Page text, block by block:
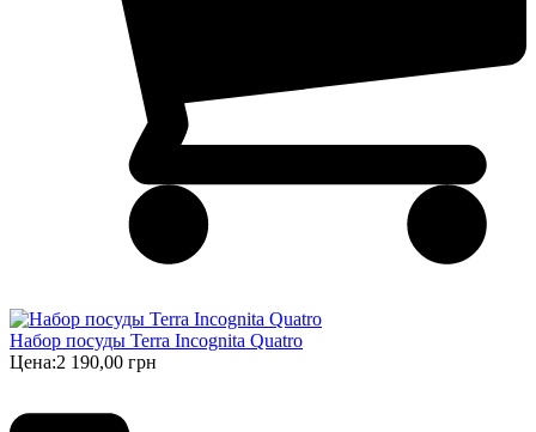
Набор посуды Terra Incognita Quatro
Цена:2 190,00 грн